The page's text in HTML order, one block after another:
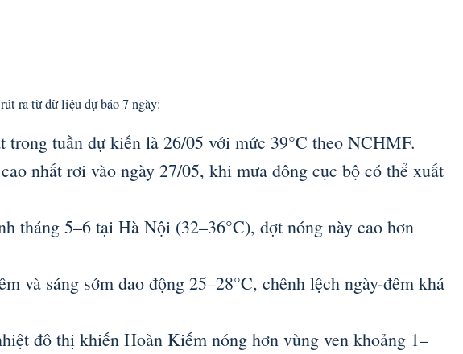
ra từ dữ liệu dự báo 7 ngày:
trong tuần dự kiến là 26/05 với mức 39°C theo NCHMF.
nhất rơi vào ngày 27/05, khi mưa dông cục bộ có thể xuất
tháng 5–6 tại Hà Nội (32–36°C), đợt nóng này cao hơn
và sáng sớm dao động 25–28°C, chênh lệch ngày-đêm khá
đô thị khiến Hoàn Kiếm nóng hơn vùng ven khoảng 1–